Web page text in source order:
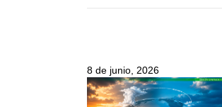
8 de junio, 2026